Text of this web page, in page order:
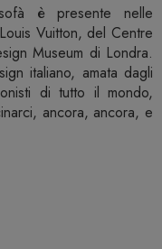
è presente nelle
Vuitton, del Centre
Museum di Londra.
italiano, amata dagli
di tutto il mondo,
ancora, ancora, e